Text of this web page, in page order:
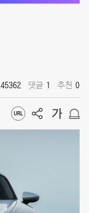
45362 댓글 1 추천 0